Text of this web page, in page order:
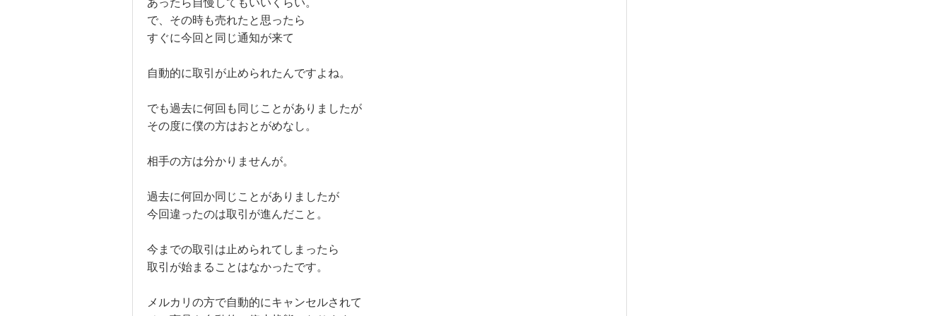
で、その時も売れたと思ったら
すぐに今回と同じ通知が来て
自動的に取引が止められたんですよね。
でも過去に何回も同じことがありましたが
その度に僕の方はおとがめなし。
相手の方は分かりませんが。
過去に何回か同じことがありましたが
今回違ったのは取引が進んだこと。
今までの取引は止められてしまったら
取引が始まることはなかったです。
メルカリの方で自動的にキャンセルされて